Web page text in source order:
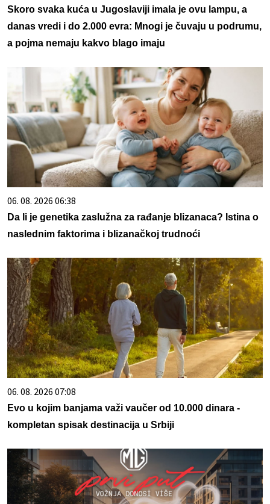
Skoro svaka kuća u Jugoslaviji imala je ovu lampu, a
danas vredi i do 2.000 evra: Mnogi je čuvaju u podrumu,
a pojma nemaju kakvo blago imaju
06. 08. 2026 06:38
Da li je genetika zaslužna za rađanje blizanaca? Istina o
naslednim faktorima i blizanačkoj trudnoći
06. 08. 2026 07:08
Evo u kojim banjama važi vaučer od 10.000 dinara -
kompletan spisak destinacija u Srbiji